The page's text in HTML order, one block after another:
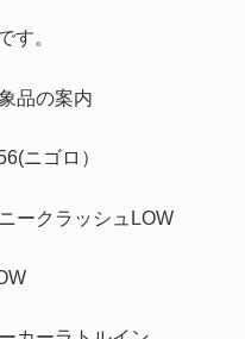
す。
品の案内
ニゴロ）
ークラッシュLOW